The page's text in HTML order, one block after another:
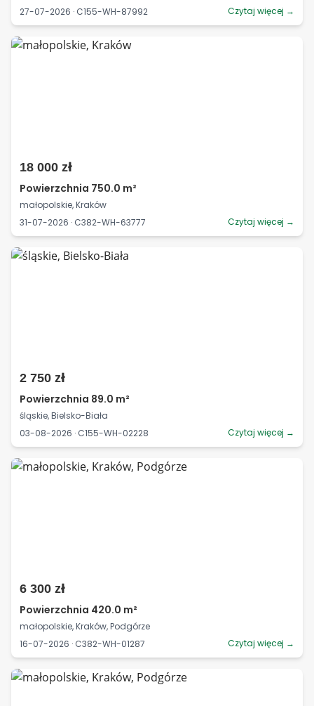
27-07-2026 · C155-WH-87992 Czytaj więcej →
18 000 zł
Powierzchnia 750.0 m²
małopolskie, Kraków
31-07-2026 · C382-WH-63777
Czytaj więcej →
2 750 zł
Powierzchnia 89.0 m²
śląskie, Bielsko-Biała
03-08-2026 · C155-WH-02228
Czytaj więcej →
6 300 zł
Powierzchnia 420.0 m²
małopolskie, Kraków, Podgórze
16-07-2026 · C382-WH-01287
Czytaj więcej →